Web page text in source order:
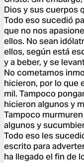
Dios y sus cuerpos
Todo eso sucedió
que no nos
ellos. No sean
ellos, según está
y a beber, y se
No cometamos
hicieron, por lo que
mil. Tampoco
hicieron algunos y
Tampoco
algunos y
Todo eso les
escrito para
ha llegado el fin de